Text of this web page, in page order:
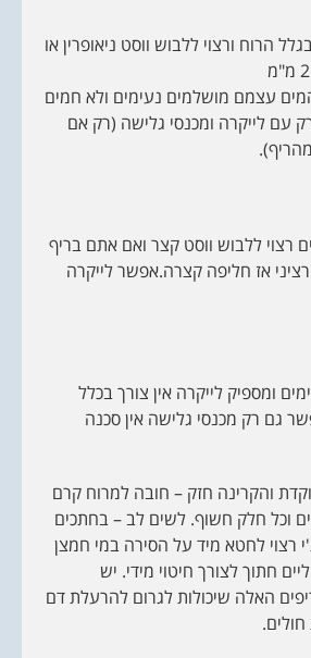
הרוח ורצוי ללבוש ווסט ניאופרין או
עצמם מושלמים נעימים ולא חמים
עם לייקרה ומכנסי גלישה (רק אם
רצוי ללבוש ווסט קצר ואם אתם בריף
אז חליפה קצרה.אפשר לייקרה
ומספיק לייקרה אין צורך בכלל
גם רק מכנסי גלישה אין סכנה
והקרינה חזק – חובה למרוח קרם
וכל חלק חשוף. לשים לב – בחתכים
רצוי לחטא מיד על הסירה במי חמצן
חתוך לצורך חיטוי מידי. יש
האלה שיכולות לגרום להרעלת דם
חולים.